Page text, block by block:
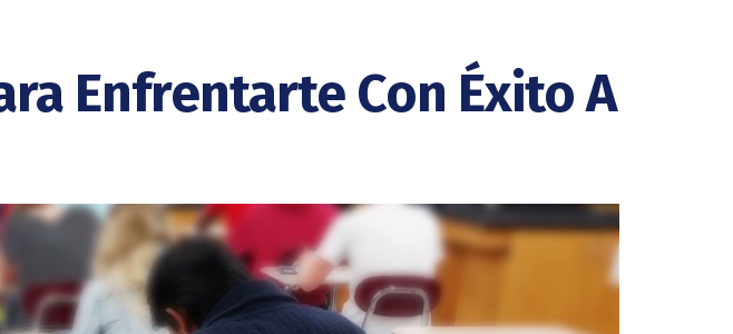
Enfrentarte Con Éxito A